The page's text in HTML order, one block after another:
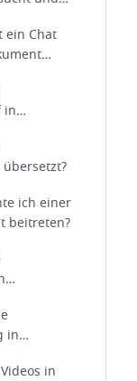
ein Chat
in
ich einer
beitreten?
in
in